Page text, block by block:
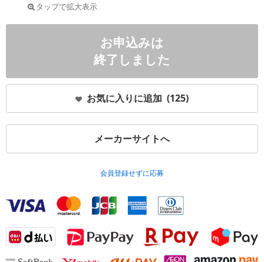
タップで拡大表示
お申込みは
終了しました
お気に入りに追加 (125)
メーカーサイトへ
会員登録せずに応募